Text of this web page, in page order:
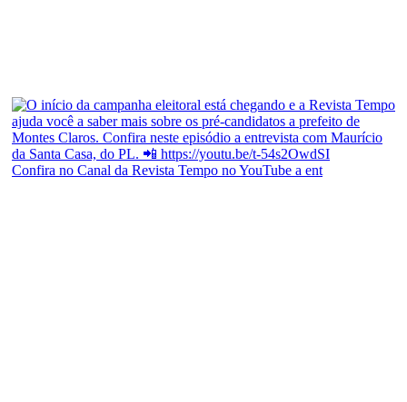
Confira no Canal da Revista Tempo no YouTube a ent